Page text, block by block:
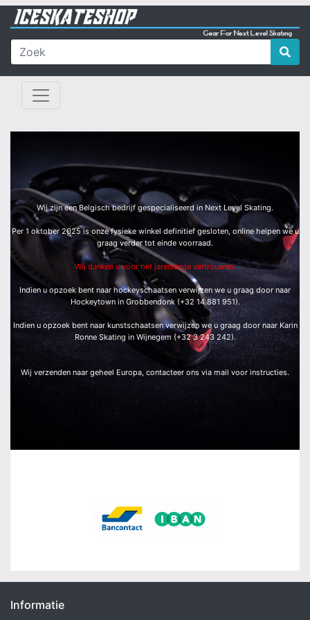
Wij zijn een Belgisch bedrijf gespecialiseerd in Next Level Skating.
Per 1 oktober 2025 is onze fysieke winkel definitief gesloten, online helpen we u
graag verder tot einde voorraad.
Wij danken u voor het jarenlange vertrouwen.
Indien u opzoek bent naar hockeyschaatsen verwijzen we u graag door naar
Hockeytown in Grobbendonk (+32 14 881 951).
Indien u opzoek bent naar kunstschaatsen verwijzen we u graag door naar Karin
Ronne Skating in Wijnegem (+32 3 243 242).
Wij verzenden naar geheel Europa, contacteer ons via mail voor instructies.
Informatie